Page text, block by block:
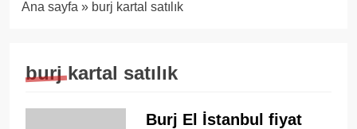
Ana sayfa » burj kartal satılık
burj kartal satılık
Burj El İstanbul fiyat